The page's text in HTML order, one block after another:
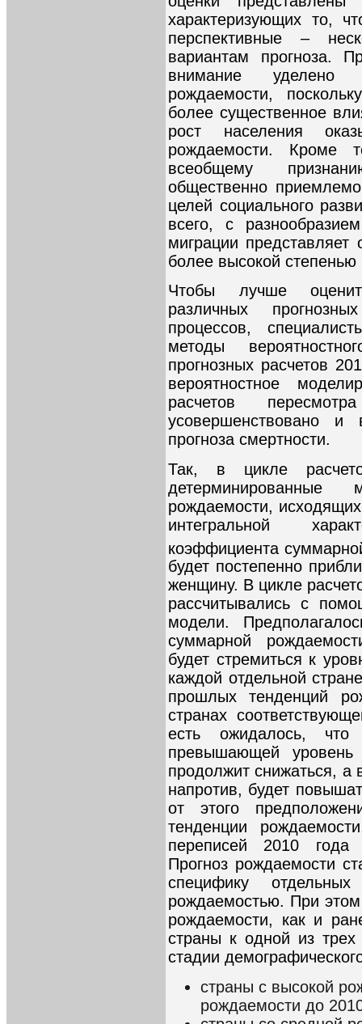
характеризующих то,
перспективные –
вариантам прогноза.
внимание
рождаемости,
более существенное
рост населения
рождаемости. Кроме
всеобщему
общественно
целей социального
всего, с
миграции представляет
более высокой
Чтобы лучше
различных
процессов,
методы
прогнозных расчетов
вероятностное
расчетов
усовершенствовано
прогноза смертности.
Так, в цикле
рождаемости,
интегральной
коэффициента
будет постепенно
женщину. В цикле
рассчитывались с
модели.
суммарной
будет стремиться к
каждой отдельной
прошлых тенденций
странах
есть ожидалось,
превышающей уровень
продолжит снижаться, а
напротив, будет
от этого
тенденции
переписей 2010 года
Прогноз рождаемости
специфику
рождаемостью. При
рождаемости, как и
страны к одной из
стадии
страны с высокой
рождаемости до